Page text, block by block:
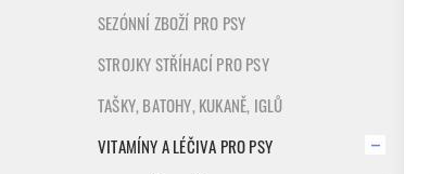
SEZÓNNÍ ZBOŽÍ PRO PSY
STROJKY STŘÍHACÍ PRO PSY
TAŠKY, BATOHY, KUKANĚ, IGLŮ
VITAMÍNY A LÉČIVA PRO PSY